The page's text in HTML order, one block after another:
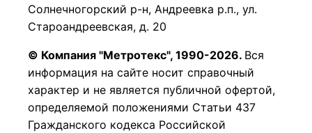
Солнечногорский р-н, Андреевка р.п., ул.
Староандреевская, д. 20
© Компания "Метротекс", 1990-2026. Вся
информация на сайте носит справочный
характер и не является публичной офертой,
определяемой положениями Статьи 437
Гражданского кодекса Российской